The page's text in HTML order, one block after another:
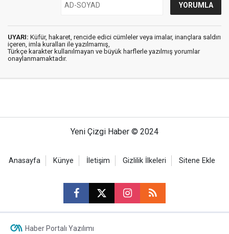
UYARI: Küfür, hakaret, rencide edici cümleler veya imalar, inançlara saldırı
içeren, imla kuralları ile yazılmamış,
Türkçe karakter kullanılmayan ve büyük harflerle yazılmış yorumlar
onaylanmamaktadır.
Yeni Çizgi Haber © 2024
Anasayfa Künye İletişim Gizlilik İlkeleri Sitene Ekle
Haber Portalı Yazılımı